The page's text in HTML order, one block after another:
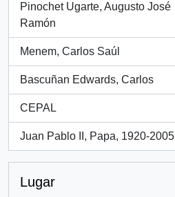
Pinochet Ugarte, Augusto José
Ramón
, 1 resultados
Menem, Carlos Saúl
, 1 resultados
Bascuñan Edwards, Carlos
, 1 resultados
CEPAL
, 1 resultados
Juan Pablo II, Papa, 1920-2005
, 1 resultados
Lugar